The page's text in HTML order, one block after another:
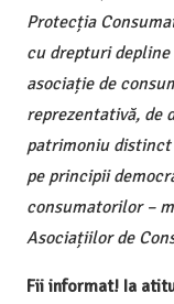
Protecția
cu drepturi
asociație de
reprezentativă, de
patrimoniu
pe principii
consumatorilor –
Asociațiilor de
Fii informat! Ia